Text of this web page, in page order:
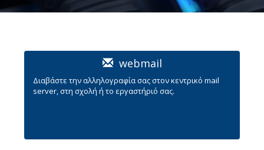
webmail
Διαβάστε την αλληλογραφία σας στον κεντρικό mail
server, στη σχολή ή το εργαστήριό σας.